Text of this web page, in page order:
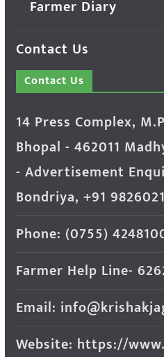
Farmer Diary
Contact Us
Contact Us
14 Press Complex,
Bhopal - 462011
- Advertisement
Bondriya, +91
Phone: (0755)
Farmer Help Line-
Email:
Website: https://